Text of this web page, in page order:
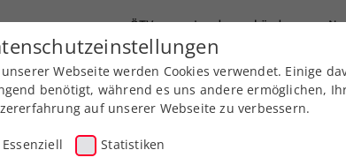
ÖTV Landesverbände
Ausbildung Services Über uns
Webseite werden Cookies verwendet. Einige
benötigt, während es uns andere ermöglichen,
auf unserer Webseite zu verbessern.
Essenziell Statistiken